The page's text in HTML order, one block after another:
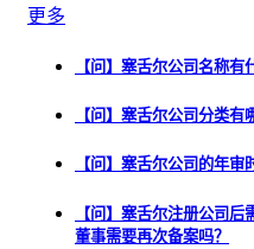
更多
【问】塞舌尔公司名称有
【问】塞舌尔公司分类有
【问】塞舌尔公司的年审
【问】塞舌尔注册公司
董事需要再次备案吗？